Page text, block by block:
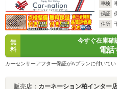
車検
保証
住所
無
料
今すぐ在庫確
電話
カーセンサーアフター保証がAプランに付いてい
販売店： カーネーション柏インター